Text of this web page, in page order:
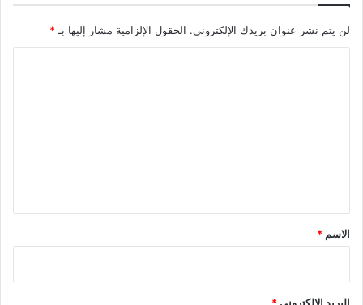
لن يتم نشر عنوان بريدك الإلكتروني. الحقول الإلزامية مشار إليها بـ *
*
الاسم *